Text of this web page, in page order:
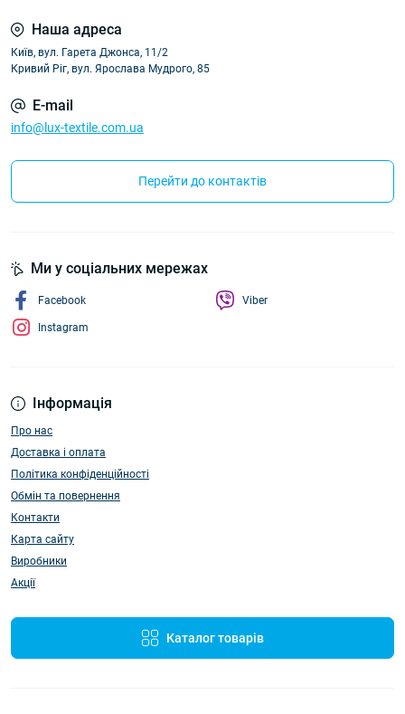
Наша адреса
Київ, вул. Гарета Джонса, 11/2
Кривий Ріг, вул. Ярослава Мудрого, 85
E-mail
info@lux-textile.com.ua
Перейти до контактів
Інформація
Про нас
Доставка і оплата
Політика конфіденційності
Обмін та повернення
Контакти
Карта сайту
Виробники
Акції
Каталог товарів
Ми у соціальних мережах
Facebook
Instagram
Viber